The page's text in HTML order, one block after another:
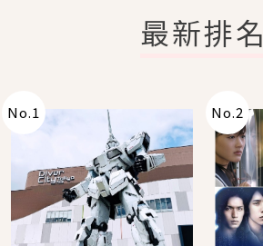
最新排名
No.1 No.2